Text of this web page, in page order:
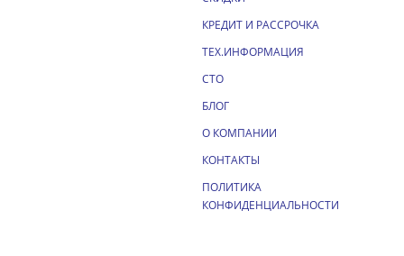
КРЕДИТ И РАССРОЧКА
ТЕХ.ИНФОРМАЦИЯ
СТО
БЛОГ
О КОМПАНИИ
КОНТАКТЫ
ПОЛИТИКА
КОНФИДЕНЦИАЛЬНОСТИ